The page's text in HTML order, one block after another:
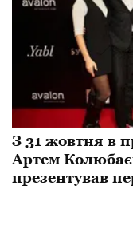
З 31 жовтня в
Артем
презентував
про